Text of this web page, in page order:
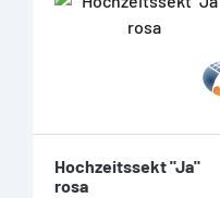
Hochzeitssekt "Ja"
rosa